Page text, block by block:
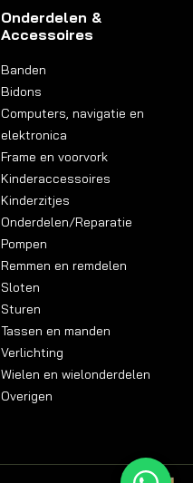
Onderdelen &
Accessoires
Banden
Bidons
Computers, navigatie en
elektronica
Frame en voorvork
Kinderaccessoires
Kinderzitjes
Onderdelen/Reparatie
Pompen
Remmen en remdelen
Sloten
Sturen
Tassen en manden
Verlichting
Wielen en wielonderdelen
Overigen